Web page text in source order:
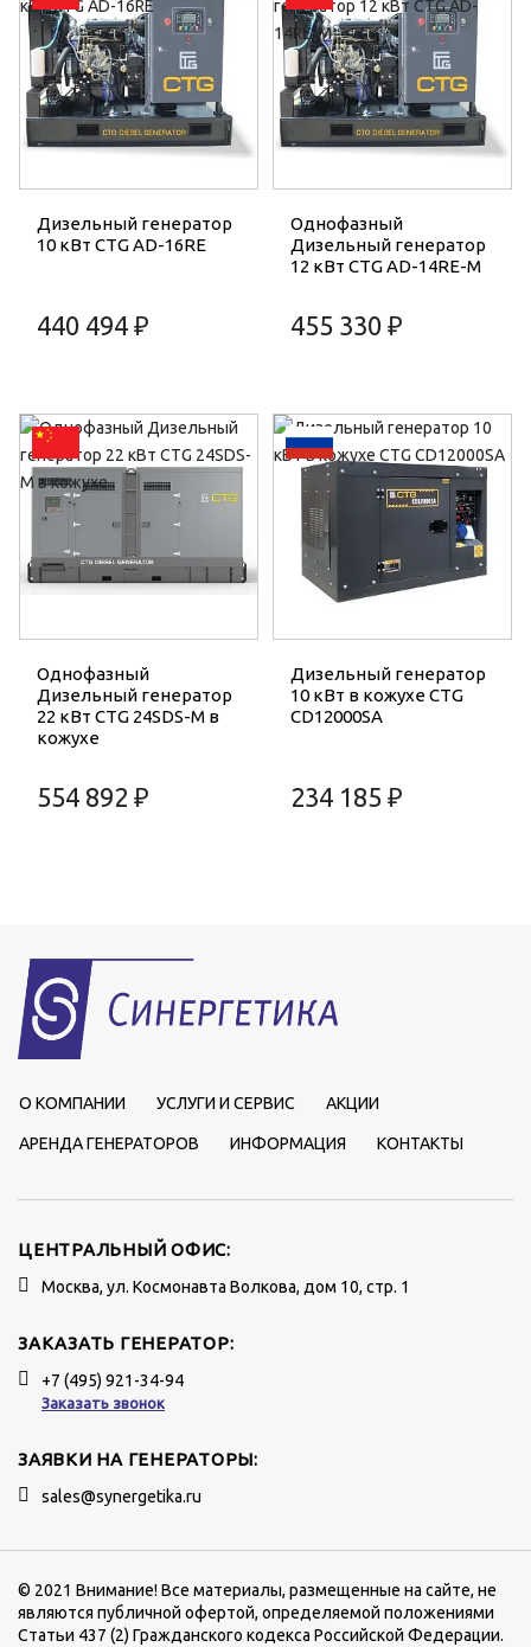
Дизельный генератор
10 кВт CTG AD-16RE
440 494 ₽
Однофазный
Дизельный генератор
12 кВт CTG AD-14RE-M
455 330 ₽
Однофазный
Дизельный генератор
22 кВт CTG 24SDS-M в
кожухе
554 892 ₽
Дизельный генератор
10 кВт в кожухе CTG
CD12000SA
234 185 ₽
О КОМПАНИИ УСЛУГИ И СЕРВИС АКЦИИ
АРЕНДА ГЕНЕРАТОРОВ ИНФОРМАЦИЯ КОНТАКТЫ
ЦЕНТРАЛЬНЫЙ ОФИС:
Москва, ул. Космонавта Волкова, дом 10, стр. 1
ЗАКАЗАТЬ ГЕНЕРАТОР:
+7 (495) 921-34-94
Заказать звонок
ЗАЯВКИ НА ГЕНЕРАТОРЫ:
sales@synergetika.ru
© 2021 Внимание! Все материалы, размещенные на сайте, не
являются публичной офертой, определяемой положениями
Статьи 437 (2) Гражданского кодекса Российской Федерации.